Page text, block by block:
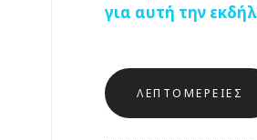
για αυτή την
ΛΕΠΤΟΜΈΡΕΙΕΣ